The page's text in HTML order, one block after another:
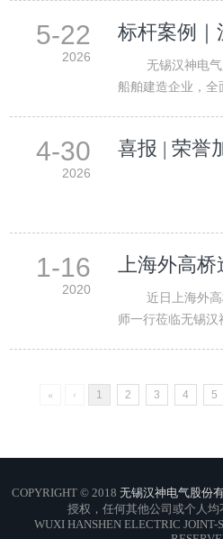
5-22
2026
标杆案例｜
能船舶建
新升级
无锡汉神电气
船舶建造企业，全
4-30
2026
喜报 | 荣誉
1-16
2020
上海外高桥
临无锡汉
近日上海外高
师一行莅临无锡汉
« ‹ 1 2 3 4 5
COPYRIGHT © 2018 无锡汉神电气股份
授权，任何其他公司或个人均
WUXI HANSHEN ELECTRIC JOINT-